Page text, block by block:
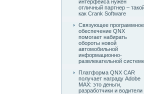
интерфейса нужен
отличный партнер –
как Crank Software
Связующее программное
обеспечение QNX
помогает набирать
обороты новой
автомобильной
информационно-
развлекательной
Платформа QNX CAR
получает награду Adobe
MAX: это деньги,
разработчики и водители